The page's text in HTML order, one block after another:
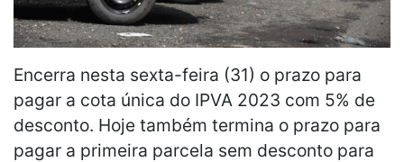
Encerra nesta sexta-feira (31) o prazo para
pagar a cota única do IPVA 2023 com 5% de
desconto. Hoje também termina o prazo para
pagar a primeira parcela sem desconto para